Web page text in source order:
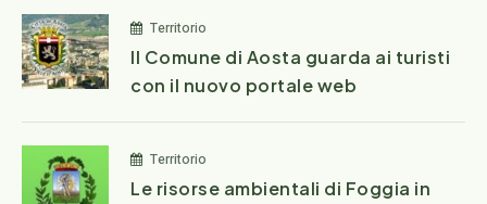
Territorio
Il Comune di Aosta guarda ai turisti
con il nuovo portale web
Territorio
Le risorse ambientali di Foggia in